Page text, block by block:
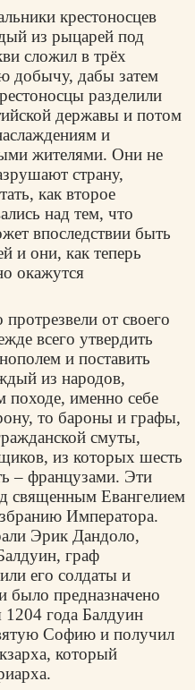
крестоносцев
из рыцарей под
сложил в трёх
добычу, дабы затем
разделили
державы и потом
и
жителями. Они не
страну,
как второе
над тем, что
впоследствии быть
и они, как теперь
окажутся
от своего
всего утвердить
и поставить
из народов,
походе, именно себе
то бароны и графы,
смуты,
из которых шесть
– французами. Эти
священным Евангелием
Императора.
Эрик Дандоло,
граф
его солдаты и
было предназначено
года Балдуин
Софию и получил
который